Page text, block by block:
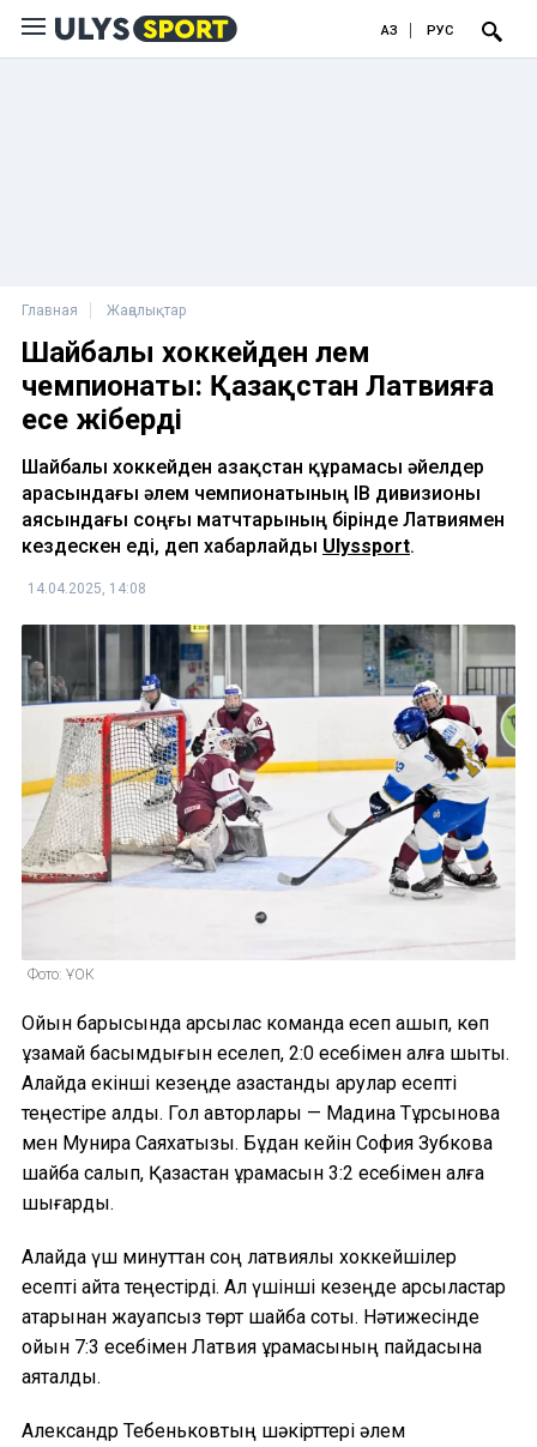
ҚАЗ РУС
Главная Жаңалықтар
Шайбалы хоккейден әлем
чемпионаты: Қазақстан Латвияға
есе жіберді
Шайбалы хоккейден Қазақстан құрамасы әйелдер
арасындағы әлем чемпионатының IB дивизионы
аясындағы соңғы матчтарының бірінде Латвиямен
кездескен еді, деп хабарлайды Ulyssport.
14.04.2025, 14:08
Фото: ҰОК
Ойын барысында қарсылас команда есеп ашып, көп
ұзамай басымдығын еселеп, 2:0 есебімен алға шықты.
Алайда екінші кезеңде қазақстандық арулар есепті
теңестіре алды. Гол авторлары — Мадина Тұрсынова
мен Мунира Саяхатқызы. Бұдан кейін София Зубкова
шайба салып, Қазақстан құрамасын 3:2 есебімен алға
шығарды.
Алайда үш минуттан соң латвиялық хоккейшілер
есепті қайта теңестірді. Ал үшінші кезеңде қарсыластар
қатарынан жауапсыз төрт шайба соқты. Нәтижесінде
ойын 7:3 есебімен Латвия құрамасының пайдасына
аяқталды.
Александр Тебеньковтың шәкірттері әлем